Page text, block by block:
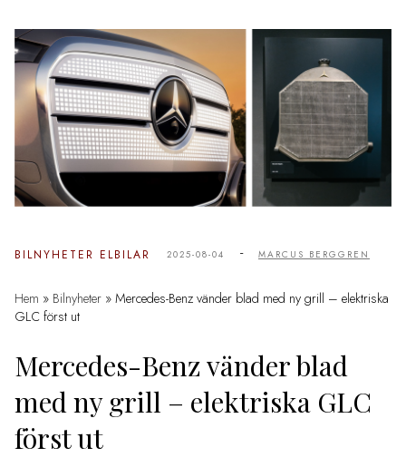
BILNYHETER ELBILAR 2025-08-04 - MARCUS BERGGREN
Hem » Bilnyheter » Mercedes-Benz vänder blad med ny grill – elektriska
GLC först ut
Mercedes-Benz vänder blad
med ny grill – elektriska GLC
först ut